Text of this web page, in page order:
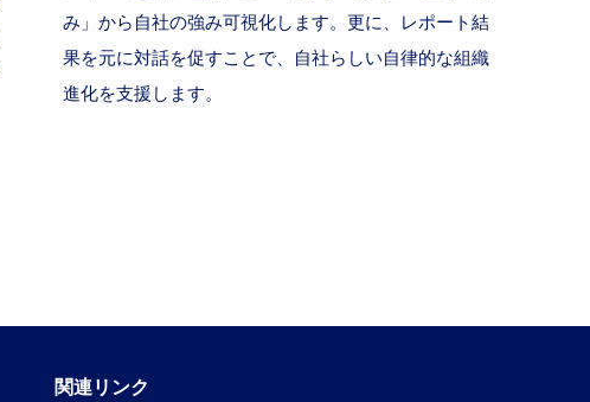
み」から自社の強み可視化します。更に、レポート結
果を元に対話を促すことで、自社らしい自律的な組織
進化を支援します。
関連リンク